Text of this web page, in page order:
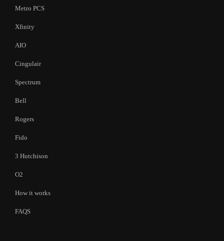
Metro PCS
Xfinity
AIO
Cingulair
Spectrum
Bell
Rogers
Fido
3 Hutchison
O2
How it works
FAQS